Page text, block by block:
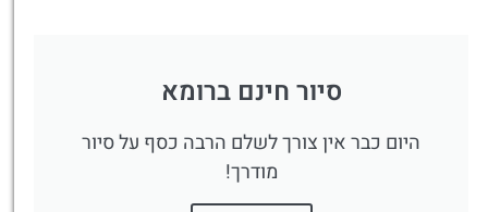
סיור חינם ברומא
היום כבר אין צורך לשלם הרבה כסף על סיור
מודרך!